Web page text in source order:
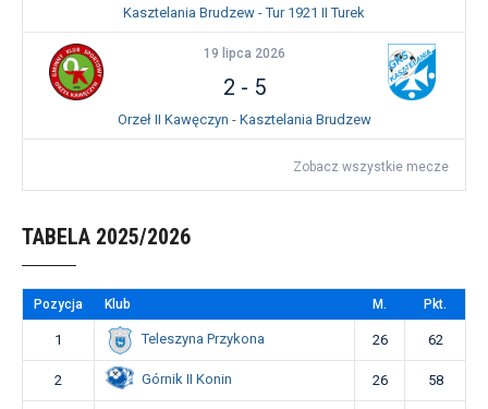
Kasztelania Brudzew - Tur 1921 II Turek
19 lipca 2026
2 - 5
Orzeł II Kawęczyn - Kasztelania Brudzew
Zobacz wszystkie mecze
TABELA 2025/2026
Pozycja Klub M. Pkt.
1 Teleszyna Przykona 26 62
2 Górnik II Konin 26 58